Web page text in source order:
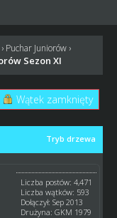
› Puchar Juniorów›
Sezon XI
Wątek zamknięty
Tryb drzewa
Liczba postów: 4,471
Liczba wątków: 593
Dołączył: Sep 2013
Drużyna: GKM 1979